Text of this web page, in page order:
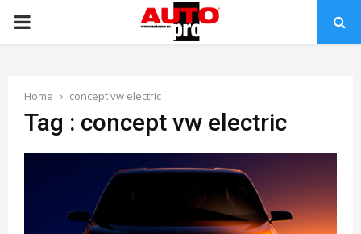
PRIMARY
Home concept vw electric
Tag : concept vw electric